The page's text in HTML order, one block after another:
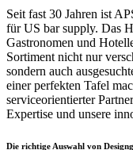
Seit fast 30 Jahren ist
für US bar supply. Das
Gastronomen und
Sortiment nicht nur
sondern auch
einer perfekten Tafel
serviceorientierter
Expertise und unsere
Die richtige Auswahl von